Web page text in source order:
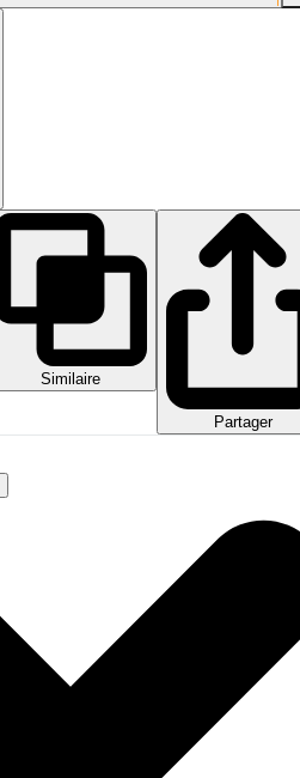
Similaire
Partager